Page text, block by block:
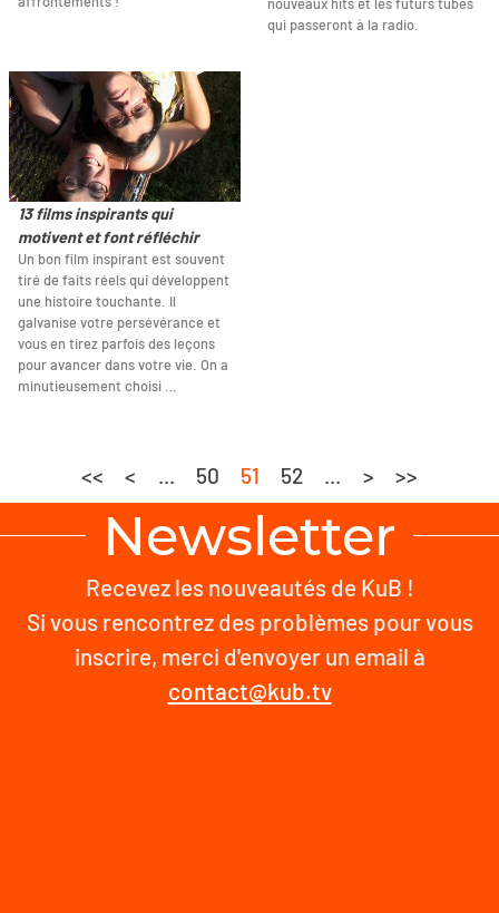
qui passeront à la radio.
13 films inspirants qui
motivent et font réfléchir
Un bon film inspirant est souvent
tiré de faits réels qui développent
une histoire touchante. Il
galvanise votre persévérance et
vous en tirez parfois des leçons
pour avancer dans votre vie. On a
minutieusement choisi …
<< < ... 50 51 52 ... > >>
Newsletter
Recevez les nouveautés de KuB !
Si vous rencontrez des problèmes pour vous
inscrire, merci d'envoyer un email à
contact@kub.tv